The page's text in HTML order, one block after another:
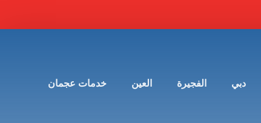
دبي الفجيرة العين خدمات عجمان